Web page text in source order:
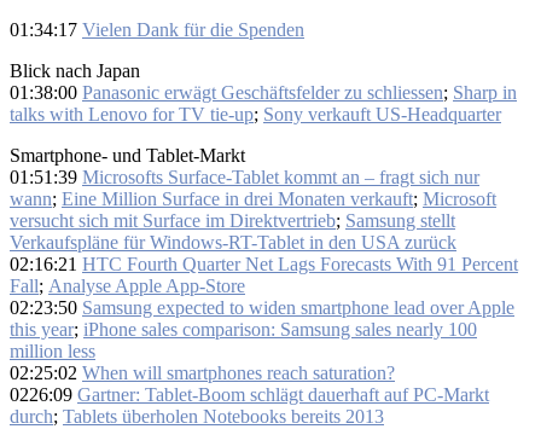
01:34:17 Vielen Dank für die Spenden
Blick nach Japan
01:38:00 Panasonic erwägt Geschäftsfelder zu schliessen; Sharp in
talks with Lenovo for TV tie-up; Sony verkauft US-Headquarter
Smartphone- und Tablet-Markt
01:51:39 Microsofts Surface-Tablet kommt an – fragt sich nur
wann; Eine Million Surface in drei Monaten verkauft; Microsoft
versucht sich mit Surface im Direktvertrieb; Samsung stellt
Verkaufspläne für Windows-RT-Tablet in den USA zurück
02:16:21 HTC Fourth Quarter Net Lags Forecasts With 91 Percent
Fall; Analyse Apple App-Store
02:23:50 Samsung expected to widen smartphone lead over Apple
this year; iPhone sales comparison: Samsung sales nearly 100
million less
02:25:02 When will smartphones reach saturation?
0226:09 Gartner: Tablet-Boom schlägt dauerhaft auf PC-Markt
durch; Tablets überholen Notebooks bereits 2013